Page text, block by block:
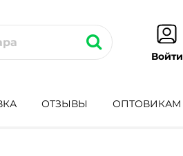
Войти
ОТЗЫВЫ ОПТОВИКАМ